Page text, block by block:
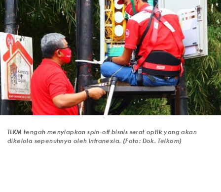
TLKM tengah menyiapkan spin-off bisnis serat optik yang akan
dikelola sepenuhnya oleh Infranexia. (Foto: Dok. Telkom)